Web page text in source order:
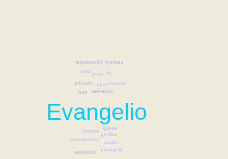
Evangelio
salvación
tristeza
amor
misericordia
pecado
paz
familia
iglesia
fe
gozo
perdon
salvacion evangelio
cruz
felicidad
resurrección
muerte